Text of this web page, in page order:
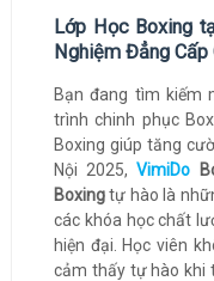
Lớp Học Boxing
Nghiệm Đẳng Cấp
Bạn đang tìm kiếm
trình chinh phục
Boxing giúp tăng
Nội 2025,VimiDo
Boxingtự hào là
các khóa học chất
hiện đại. Học viên
cảm thấy tự hào khi